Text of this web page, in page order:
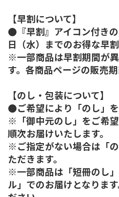
【早割について】
●『早割』アイコン付き
日（水）までのお得な早割
※一部商品は早割期間が
す。各商品ページの販売
【のし・包装について】
●ご希望により「のし」を
※「御中元のし」をご希
順次お届けいたします。
※ご指定がない場合は「
ただきます。
※一部商品は「短冊のし
ル」でのお届けとなりま